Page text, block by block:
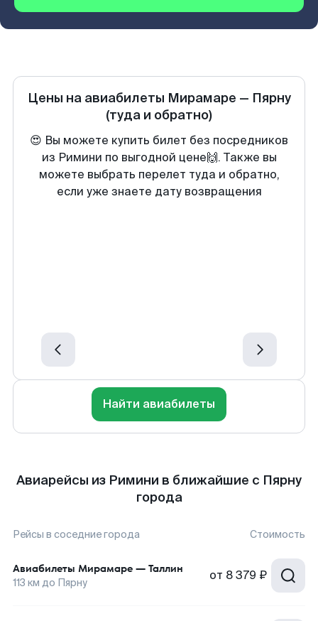
Цены на авиабилеты Мирамаре — Пярну
(туда и обратно)
😍 Вы можете купить билет без посредников
из Римини по выгодной цене🙌. Также вы
можете выбрать перелет туда и обратно,
если уже знаете дату возвращения
Найти авиабилеты
Авиарейсы из Римини в ближайшие с Пярну
города
Рейсы в соседние города Стоимость
Авиабилеты Мирамаре — Таллин
113 км до Пярну от 8 379 ₽